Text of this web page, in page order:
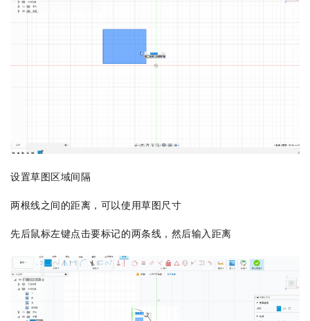
设置草图区域间隔
两根线之间的距离，可以使用草图尺寸
先后鼠标左键点击要标记的两条线，然后输入距离